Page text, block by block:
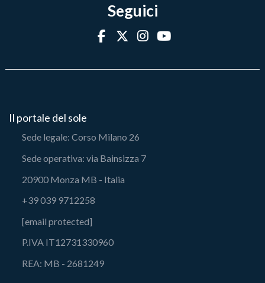
Seguici
Il portale del sole
Sede legale: Corso Milano 26
Sede operativa: via Bainsizza 7
20900 Monza MB - Italia
+39 039 9712258
[email protected]
P.IVA IT12731330960
REA: MB - 2681249